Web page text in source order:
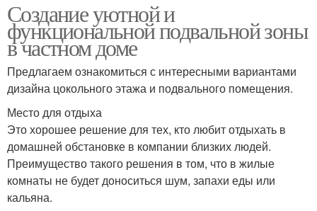
Создание уютной и
функциональной подвальной зоны
в частном доме
Предлагаем ознакомиться с интересными вариантами
дизайна цокольного этажа и подвального помещения.
Место для отдыха
Это хорошее решение для тех, кто любит отдыхать в
домашней обстановке в компании близких людей.
Преимущество такого решения в том, что в жилые
комнаты не будет доноситься шум, запахи еды или
кальяна.